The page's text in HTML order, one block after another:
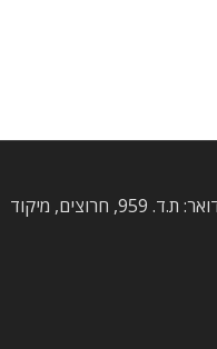
כתובת דואר: ת.ד. 959, חרוצים, מיקוד